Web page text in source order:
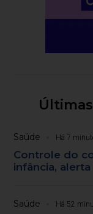
Saúde Há 7
Controle do
infância,
Saúde Há 52